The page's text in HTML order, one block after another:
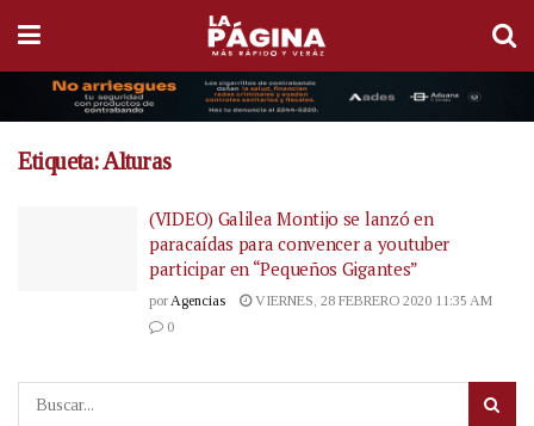
Etiqueta:Alturas
(VIDEO) Galilea Montijo se lanzó en
paracaídas para convencer a youtuber
participar en “Pequeños Gigantes”
por Agencias
VIERNES, 28 FEBRERO 2020 11:35 AM
0